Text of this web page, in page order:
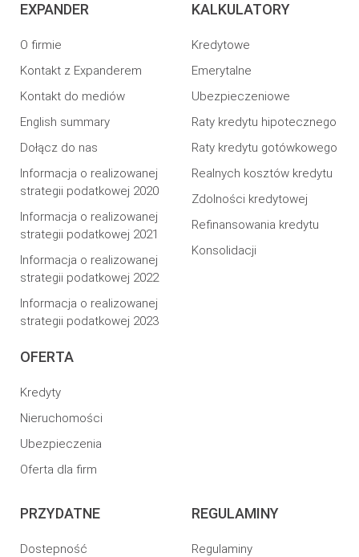
EXPANDER
O firmie
Kontakt z Expanderem
Kontakt do mediów
English summary
Dołącz do nas
Informacja o realizowanej
strategii podatkowej 2020
Informacja o realizowanej
strategii podatkowej 2021
Informacja o realizowanej
strategii podatkowej 2022
Informacja o realizowanej
strategii podatkowej 2023
OFERTA
Kredyty
Nieruchomości
Ubezpieczenia
Oferta dla firm
KALKULATORY
Kredytowe
Emerytalne
Ubezpieczeniowe
Raty kredytu hipotecznego
Raty kredytu gotówkowego
Realnych kosztów kredytu
Zdolności kredytowej
Refinansowania kredytu
Konsolidacji
PRZYDATNE
Dostepność
REGULAMINY
Regulaminy